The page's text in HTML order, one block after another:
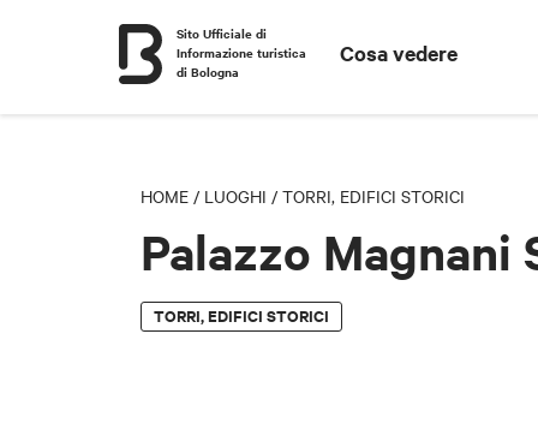
Sito Ufficiale di
Informazione turistica
di Bologna
Cosa vedere
HOME / LUOGHI / TORRI, EDIFICI STORICI
Palazzo Magnani
TORRI, EDIFICI STORICI